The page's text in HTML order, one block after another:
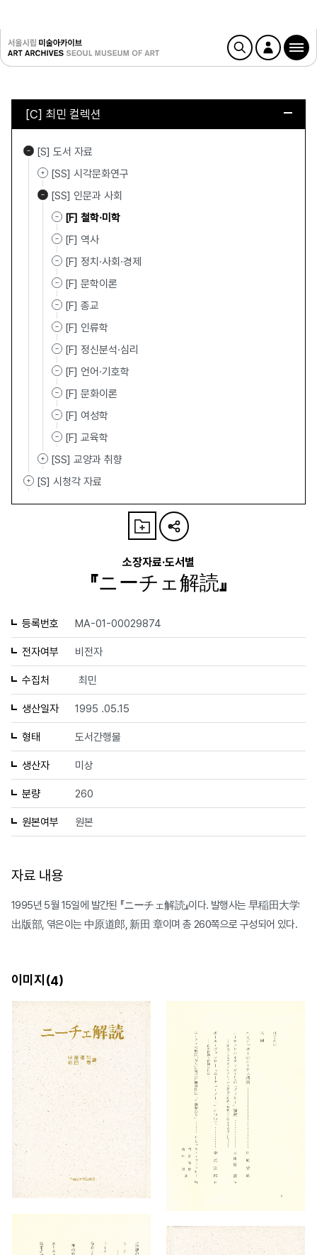
[C] 최민 컬렉션
[S] 도서 자료
[SS] 시각문화연구
[SS] 인문과 사회
[F] 철학·미학
[F] 역사
[F] 정치·사회·경제
[F] 문학이론
[F] 종교
[F] 인류학
[F] 정신분석·심리
[F] 언어·기호학
[F] 문화이론
[F] 여성학
[F] 교육학
[SS] 교양과 취향
[S] 시청각 자료
소장자료·도서별
『ニーチェ解読』
등록번호 MA-01-00029874
전자여부 비전자
수집처 최민
생산일자 1995 .05.15
형태 도서간행물
생산자 미상
분량 260
원본여부 원본
자료 내용
1995년 5월 15일에 발간된 『ニーチェ解読』이다. 발행사는 早稲田大学
出版部, 엮은이는 中原道郎, 新田 章이며 총 260쪽으로 구성되어 있다.
이미지(4)